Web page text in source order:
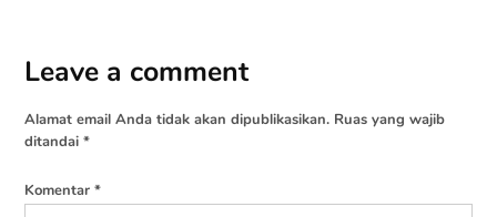
Balas
Gamal Thabronisays:
sudah diperbaiki ya, terima kasih laporannya.
Leave
comment
Alamat email Anda tidak akan dipublikasikan. Ruas yang wajib
ditandai*
Komentar*
Leave a comment